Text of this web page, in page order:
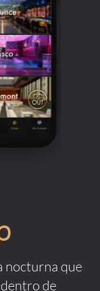
nocturna que
de